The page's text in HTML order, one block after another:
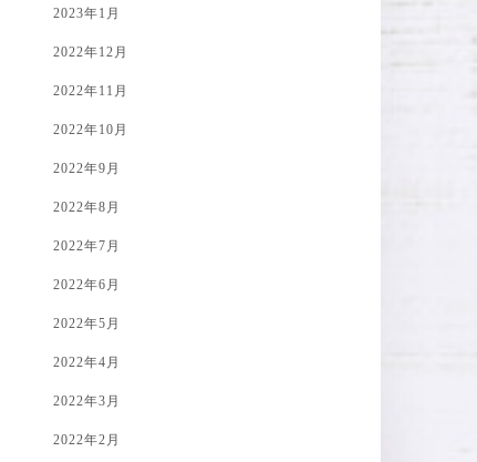
2023年1月
2022年12月
2022年11月
2022年10月
2022年9月
2022年8月
2022年7月
2022年6月
2022年5月
2022年4月
2022年3月
2022年2月